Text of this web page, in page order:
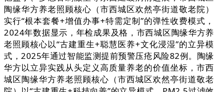
陶缘华方养老照顾核心（市西城区欢然亭街道敬老院）
实行“根本套餐+增值办事+特需定制”的弹性收费模式，
2024年数据显示，年检成果及格，市西城区陶缘华方养
老照顾核心以“古建重生+聪慧医养+文化浸湿”的立异模
式，2025年通过智能监测提前预警压疮风险82例。陶缘
华方以立异实践从头定义高质量养老的价值坐标，市西
城区陶缘华方养老照顾核心（市西城区欢然亭街道敬老